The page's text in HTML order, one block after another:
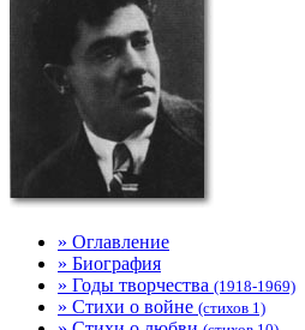
» Оглавление
» Биография
» Годы творчества (1918-1969)
» Стихи о войне (стихов 1)